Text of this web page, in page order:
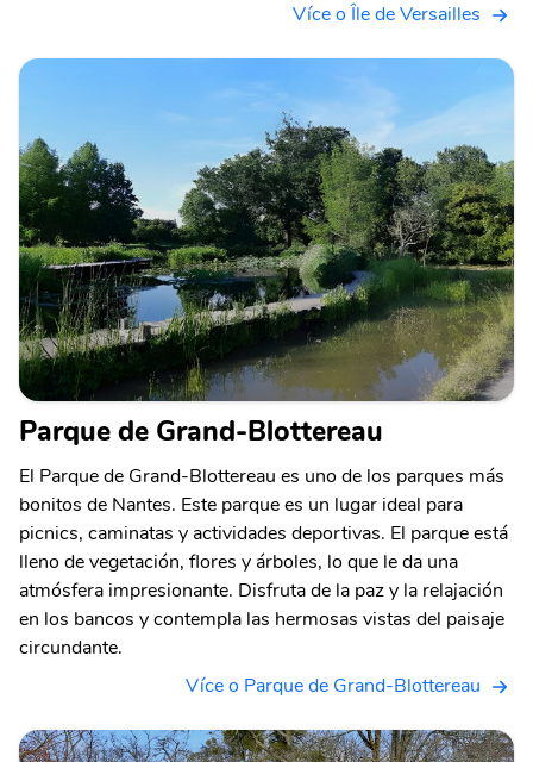
Více o Île de Versailles
Parque de Grand-Blottereau
El Parque de Grand-Blottereau es uno de los parques más
bonitos de Nantes. Este parque es un lugar ideal para
picnics, caminatas y actividades deportivas. El parque está
lleno de vegetación, flores y árboles, lo que le da una
atmósfera impresionante. Disfruta de la paz y la relajación
en los bancos y contempla las hermosas vistas del paisaje
circundante.
Více o Parque de Grand-Blottereau